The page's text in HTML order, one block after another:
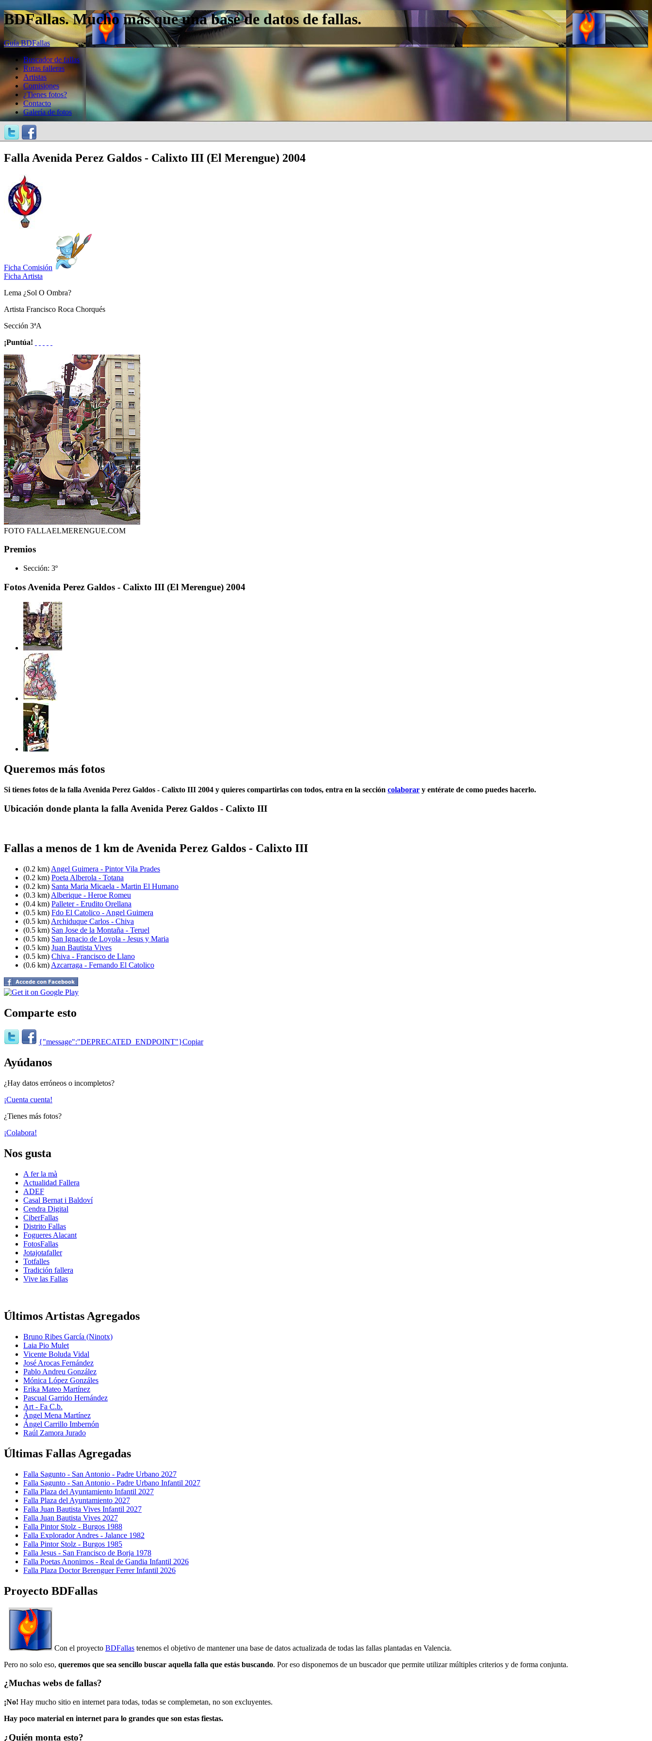
BDFallas. Mucho más que una base de datos de fallas.
Guía BDFallas
Buscador de fallas
Rutas falleras
Artistas
Comisiones
¿Tienes fotos?
Contacto
Galería de fotos
Falla Avenida Perez Galdos - Calixto III (El Merengue) 2004
Ficha Comisión
Ficha Artista
Lema ¿Sol O Ombra?
Artista Francisco Roca Chorqués
Sección 3ªA
¡Puntúa!
FOTO FALLAELMERENGUE.COM
Premios
Sección: 3º
Fotos Avenida Perez Galdos - Calixto III (El Merengue) 2004
Queremos más fotos
Si tienes fotos de la falla Avenida Perez Galdos - Calixto III 2004 y quieres compartirlas con todos, entra en la sección colaborar y entérate de como puedes hacerlo.
Ubicación donde planta la falla Avenida Perez Galdos - Calixto III
Fallas a menos de 1 km de Avenida Perez Galdos - Calixto III
(0.2 km) Angel Guimera - Pintor Vila Prades
(0.2 km) Poeta Alberola - Totana
(0.2 km) Santa Maria Micaela - Martin El Humano
(0.3 km) Alberique - Heroe Romeu
(0.4 km) Palleter - Erudito Orellana
(0.5 km) Fdo El Catolico - Angel Guimera
(0.5 km) Archiduque Carlos - Chiva
(0.5 km) San Jose de la Montaña - Teruel
(0.5 km) San Ignacio de Loyola - Jesus y Maria
(0.5 km) Juan Bautista Vives
(0.5 km) Chiva - Francisco de Llano
(0.6 km) Azcarraga - Fernando El Catolico
Comparte esto
{"message":"DEPRECATED_ENDPOINT"}Copiar
Ayúdanos
¿Hay datos erróneos o incompletos?
¡Cuenta cuenta!
¿Tienes más fotos?
¡Colabora!
Nos gusta
A fer la mà
Actualidad Fallera
ADEF
Casal Bernat i Baldoví
Cendra Digital
CiberFallas
Distrito Fallas
Fogueres Alacant
FotosFallas
Jotajotafaller
Totfalles
Tradición fallera
Vive las Fallas
Últimos Artistas Agregados
Bruno Ribes García (Ninotx)
Laia Pio Mulet
Vicente Boluda Vidal
José Arocas Fernández
Pablo Andreu González
Mónica López Gonzáles
Erika Mateo Martínez
Pascual Garrido Hernández
Art - Fa C.b.
Ángel Mena Martínez
Ángel Carrillo Imbernón
Raúl Zamora Jurado
Últimas Fallas Agregadas
Falla Sagunto - San Antonio - Padre Urbano 2027
Falla Sagunto - San Antonio - Padre Urbano Infantil 2027
Falla Plaza del Ayuntamiento Infantil 2027
Falla Plaza del Ayuntamiento 2027
Falla Juan Bautista Vives Infantil 2027
Falla Juan Bautista Vives 2027
Falla Pintor Stolz - Burgos 1988
Falla Explorador Andres - Jalance 1982
Falla Pintor Stolz - Burgos 1985
Falla Jesus - San Francisco de Borja 1978
Falla Poetas Anonimos - Real de Gandia Infantil 2026
Falla Plaza Doctor Berenguer Ferrer Infantil 2026
Proyecto BDFallas
Con el proyecto BDFallas tenemos el objetivo de mantener una base de datos actualizada de todas las fallas plantadas en Valencia.
Pero no solo eso, queremos que sea sencillo buscar aquella falla que estás buscando. Por eso disponemos de un buscador que permite utilizar múltiples criterios y de forma conjunta.
¿Muchas webs de fallas?
¡No! Hay mucho sitio en internet para todas, todas se complemetan, no son excluyentes.
Hay poco material en internet para lo grandes que son estas fiestas.
¿Quién monta esto?